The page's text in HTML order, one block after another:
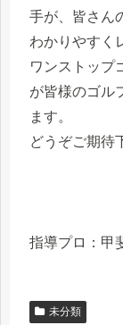
手が、皆さん
わかりやすく
ワンストップ
が皆様のゴル
ます。
どうぞご期待
指導プロ：甲
未分類